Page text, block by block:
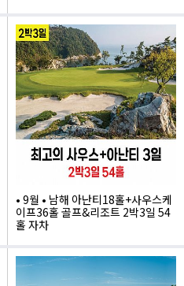
510,000
• 9월 • 남해 아난티18홀+사우스케
이프36홀 골프&리조트 2박3일 54
홀 자차
1,267,000